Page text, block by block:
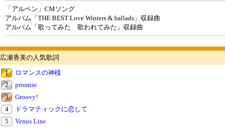
「アルペン」CMソング
アルバム「THE BEST Love Winters & ballads」収録曲
アルバム「歌ってみた 歌われてみた」収録曲
広瀬香美の人気歌詞
1
ロマンスの神様
2
promise
3
Groovy!
4
ドラマティックに恋して
5
Venus Line